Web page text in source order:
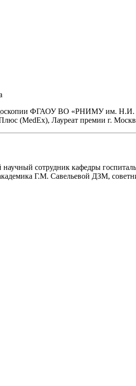
ФГАОУ ВО «РНИМУ им. Н.И.
(MedEx), Лауреат премии г.
научный сотрудник кафедры
Г.М. Савельевой ДЗМ,